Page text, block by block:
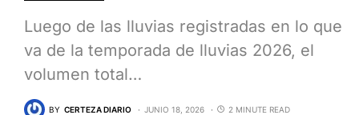
Luego de las lluvias registradas en lo que
va de la temporada de lluvias 2026, el
volumen total…
BY CERTEZA DIARIO JUNIO 18, 2026 2 MINUTE READ